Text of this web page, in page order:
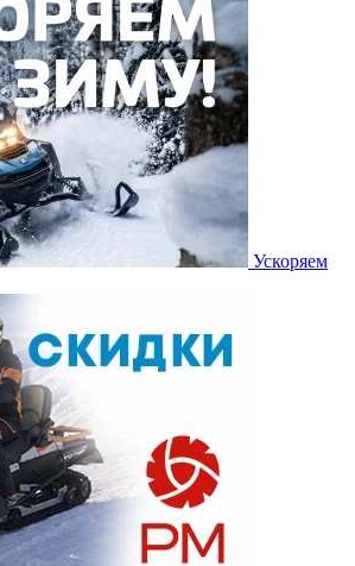
Ускоряем